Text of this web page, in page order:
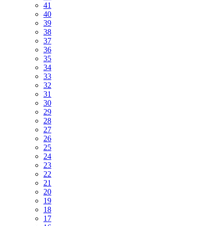
41
40
39
38
37
36
35
34
33
32
31
30
29
28
27
26
25
24
23
22
21
20
19
18
17